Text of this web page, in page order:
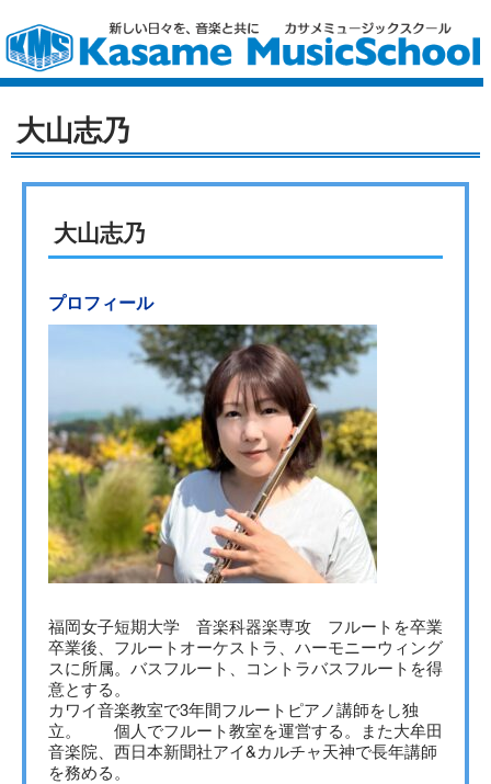
大山志乃
大山志乃
プロフィール
福岡女子短期大学 音楽科器楽専攻 フルートを卒業
卒業後、フルートオーケストラ、ハーモニーウィング
スに所属。バスフルート、コントラバスフルートを得
意とする。
カワイ音楽教室で3年間フルートピアノ講師をし独
立。 個人でフルート教室を運営する。また大牟田
音楽院、西日本新聞社アイ&カルチャ天神で長年講師
を務める。